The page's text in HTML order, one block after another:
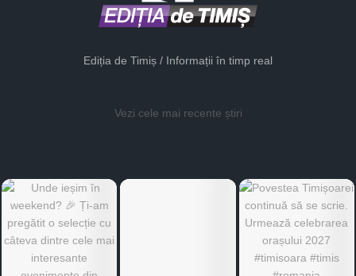
Ediția de Timiș / Informații în timp real
Vezi cele mai recente știri